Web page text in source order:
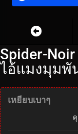
Spider-
ไอ้แมงมุมพั
เหยียบเบาๆ